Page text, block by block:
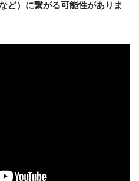
ど）に繋がる可能性がありま